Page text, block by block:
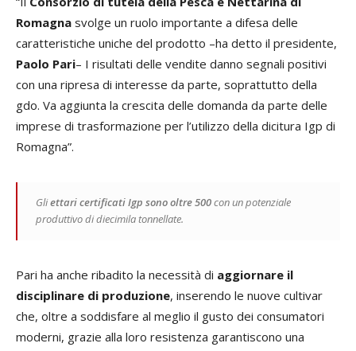
Romagna svolge un ruolo importante a difesa delle
caratteristiche uniche del prodotto –ha detto il presidente,
Paolo Pari– I risultati delle vendite danno segnali positivi
con una ripresa di interesse da parte, soprattutto della
gdo. Va aggiunta la crescita delle domanda da parte delle
imprese di trasformazione per l’utilizzo della dicitura Igp di
Romagna”.
Gliettari certificati Igp sono oltre 500con un potenziale
produttivo di diecimila tonnellate.
Pari ha anche ribadito la necessità di aggiornare il
disciplinare di produzione, inserendo le nuove cultivar
che, oltre a soddisfare al meglio il gusto dei consumatori
moderni, grazie alla loro resistenza garantiscono una